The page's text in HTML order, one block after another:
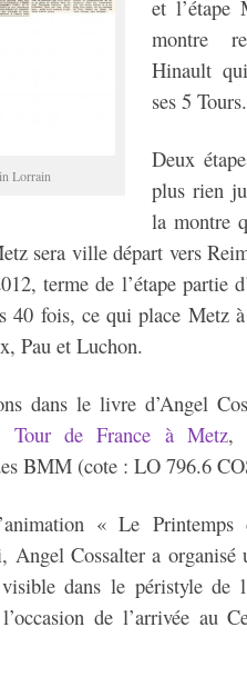
Lorrain
et l’étape
montre
Hinault
ses 5 Tours.
Deux
plus rien
la montre
sera ville départ vers
terme de l’étape partie
40 fois, ce qui place Metz
Pau et Luchon.
dans le livre d’Angel
Tour de France à Metz,
BMM (cote : LO 796.6
« Le
Angel Cossalter a
dans le péristyle de
de l’arrivée au